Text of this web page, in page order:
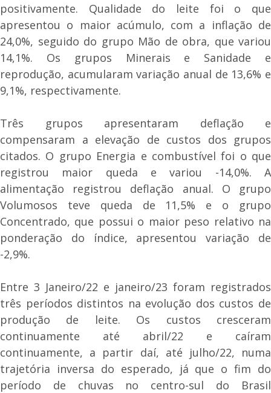
positivamente. Qualidade do leite foi o que
apresentou o maior acúmulo, com a inflação de
24,0%, seguido do grupo Mão de obra, que variou
14,1%. Os grupos Minerais e Sanidade e
reprodução, acumularam variação anual de 13,6% e
9,1%, respectivamente.
Três grupos apresentaram deflação e
compensaram a elevação de custos dos grupos
citados. O grupo Energia e combustível foi o que
registrou maior queda e variou -14,0%. A
alimentação registrou deflação anual. O grupo
Volumosos teve queda de 11,5% e o grupo
Concentrado, que possui o maior peso relativo na
ponderação do índice, apresentou variação de
-2,9%.
Entre 3 Janeiro/22 e janeiro/23 foram registrados
três períodos distintos na evolução dos custos de
produção de leite. Os custos cresceram
continuamente até abril/22 e caíram
continuamente, a partir daí, até julho/22, numa
trajetória inversa do esperado, já que o fim do
período de chuvas no centro-sul do Brasil